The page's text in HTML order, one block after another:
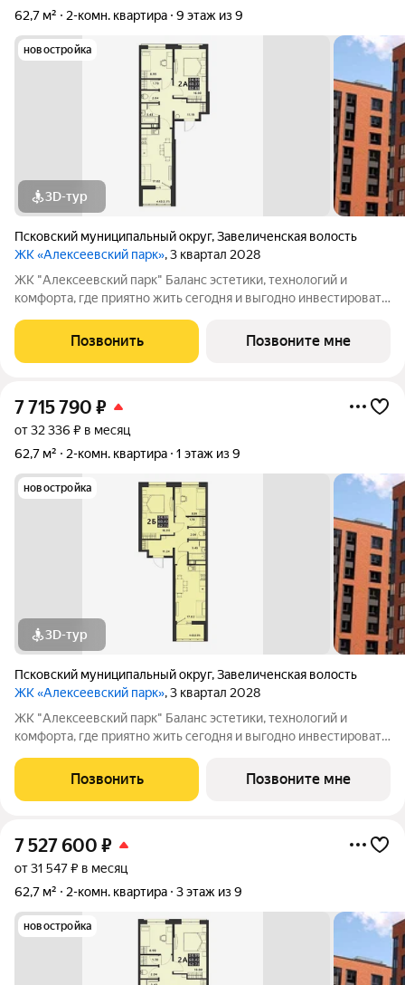
62,7 м²
2-комн. квартира 9 этаж из 9
новостройка
3D-тур
Псковский муниципальный округ,Завеличенская волость
ЖК «Алексеевский парк», 3 квартал 2028
ЖК "Алексеевский парк" Баланс эстетики, технологий и
комфорта, где приятно жить сегодня и выгодно инвестировать
современный проект комфорт класса в развивающемся
районе дальнего Завеличья. Дом выполнен в
Позвонить Позвоните мне
7 715 790 ₽
от 32 336 ₽ в месяц
62,7 м²
2-комн. квартира 1 этаж из 9
новостройка
3D-тур
Псковский муниципальный округ,Завеличенская волость
ЖК «Алексеевский парк», 3 квартал 2028
ЖК "Алексеевский парк" Баланс эстетики, технологий и
комфорта, где приятно жить сегодня и выгодно инвестировать
современный проект комфорт класса в развивающемся
районе дальнего Завеличья. Дом выполнен в
Позвонить Позвоните мне
7 527 600 ₽
от 31 547 ₽ в месяц
62,7 м²
2-комн. квартира 3 этаж из 9
новостройка